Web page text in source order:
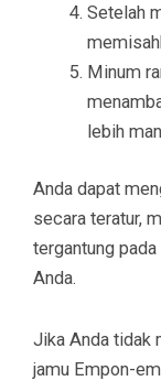
Setelah
Minum
lebih
Anda dapat
secara teratur,
tergantung
Anda.
Jika Anda tidak
jamu Empon-